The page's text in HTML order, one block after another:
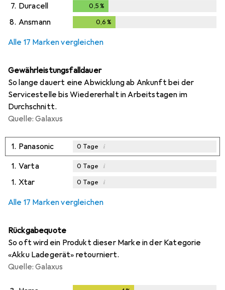
7. Duracell 0,5 %
8. Ansmann 0,6 %
Alle 17 Marken vergleichen
Gewährleistungsfalldauer
So lange dauert eine Abwicklung ab Ankunft bei der
Servicestelle bis Wiedererhalt in Arbeitstagen im
Durchschnitt.
Quelle: Galaxus
1. Panasonic 0 Tage i
1. Varta 0 Tage i
1. Xtar 0 Tage i
Alle 17 Marken vergleichen
Rückgabequote
So oft wird ein Produkt dieser Marke in der Kategorie
«Akku Ladegerät» retourniert.
Quelle: Galaxus